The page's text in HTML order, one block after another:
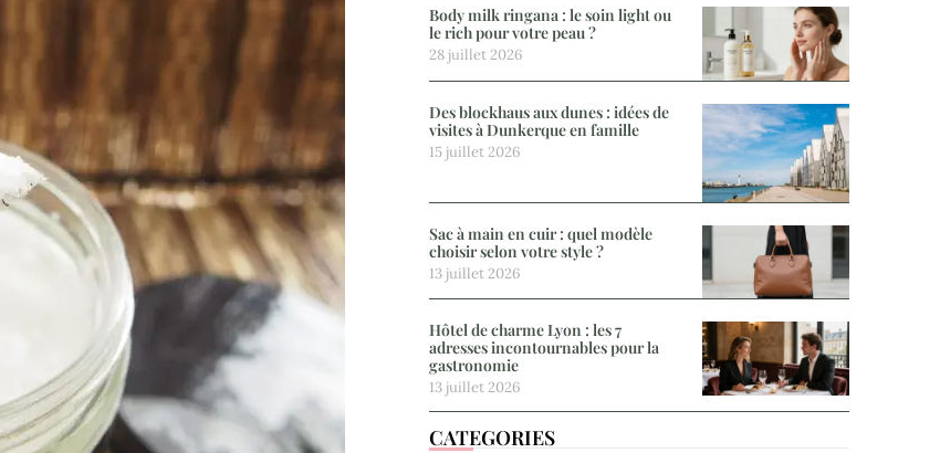
Body milk ringana : le soin light ou
le rich pour votre peau ?
28 juillet 2026
Des blockhaus aux dunes : idées de
visites à Dunkerque en famille
15 juillet 2026
Sac à main en cuir : quel modèle
choisir selon votre style ?
13 juillet 2026
Hôtel de charme Lyon : les 7
adresses incontournables pour la
gastronomie
13 juillet 2026
CATEGORIES